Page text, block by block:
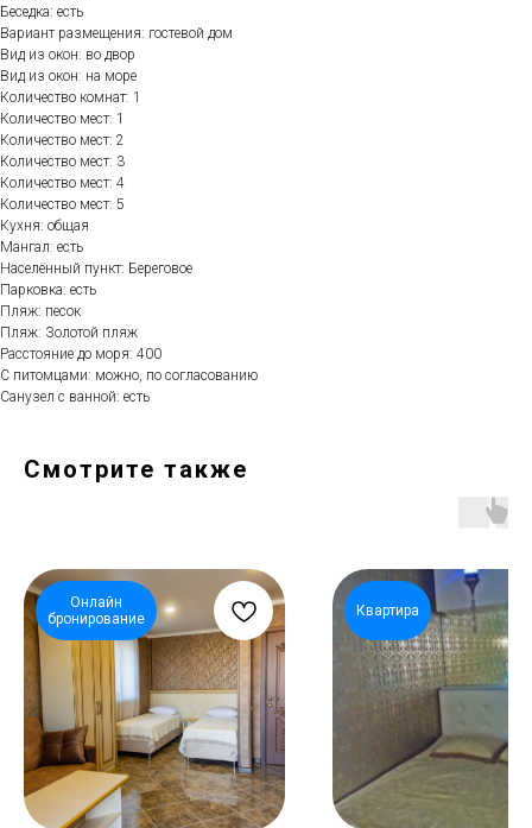
Беседка: есть
Вариант размещения: гостевой дом
Вид из окон: во двор
Вид из окон: на море
Количество комнат: 1
Количество мест: 1
Количество мест: 2
Количество мест: 3
Количество мест: 4
Количество мест: 5
Кухня: общая
Мангал: есть
Населённый пункт: Береговое
Парковка: есть
Пляж: песок
Пляж: Золотой пляж
Расстояние до моря: 400
С питомцами: можно, по согласованию
Санузел с ванной: есть
Смотрите также
Онлайн
бронирование
Квартира